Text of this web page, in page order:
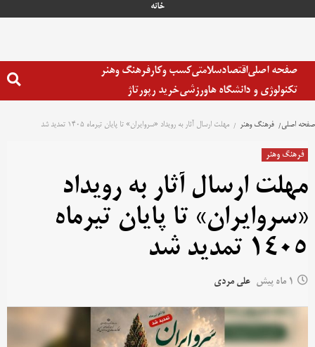
خانه
صفحه اصلیاقتصادسلامتیکسب وکارفرهنگ وهنر
تکنولوژی و دانشگاه هاورزشیخرید رپورتاژ
صفحه اصلی فرهنگ وهنر مهلت ارسال آثار به رویداد «سروایران» تا پایان تیرماه ۱۴۰۵ تمدید شد
فرهنگ وهنر
مهلت ارسال آثار به رویداد
«سروایران» تا پایان تیرماه
۱۴۰۵ تمدید شد
1 ماه پیش علی مردی